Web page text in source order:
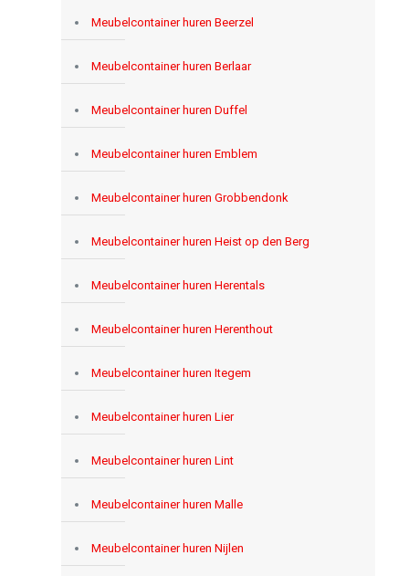
Meubelcontainer huren Beerzel
Meubelcontainer huren Berlaar
Meubelcontainer huren Duffel
Meubelcontainer huren Emblem
Meubelcontainer huren Grobbendonk
Meubelcontainer huren Heist op den Berg
Meubelcontainer huren Herentals
Meubelcontainer huren Herenthout
Meubelcontainer huren Itegem
Meubelcontainer huren Lier
Meubelcontainer huren Lint
Meubelcontainer huren Malle
Meubelcontainer huren Nijlen